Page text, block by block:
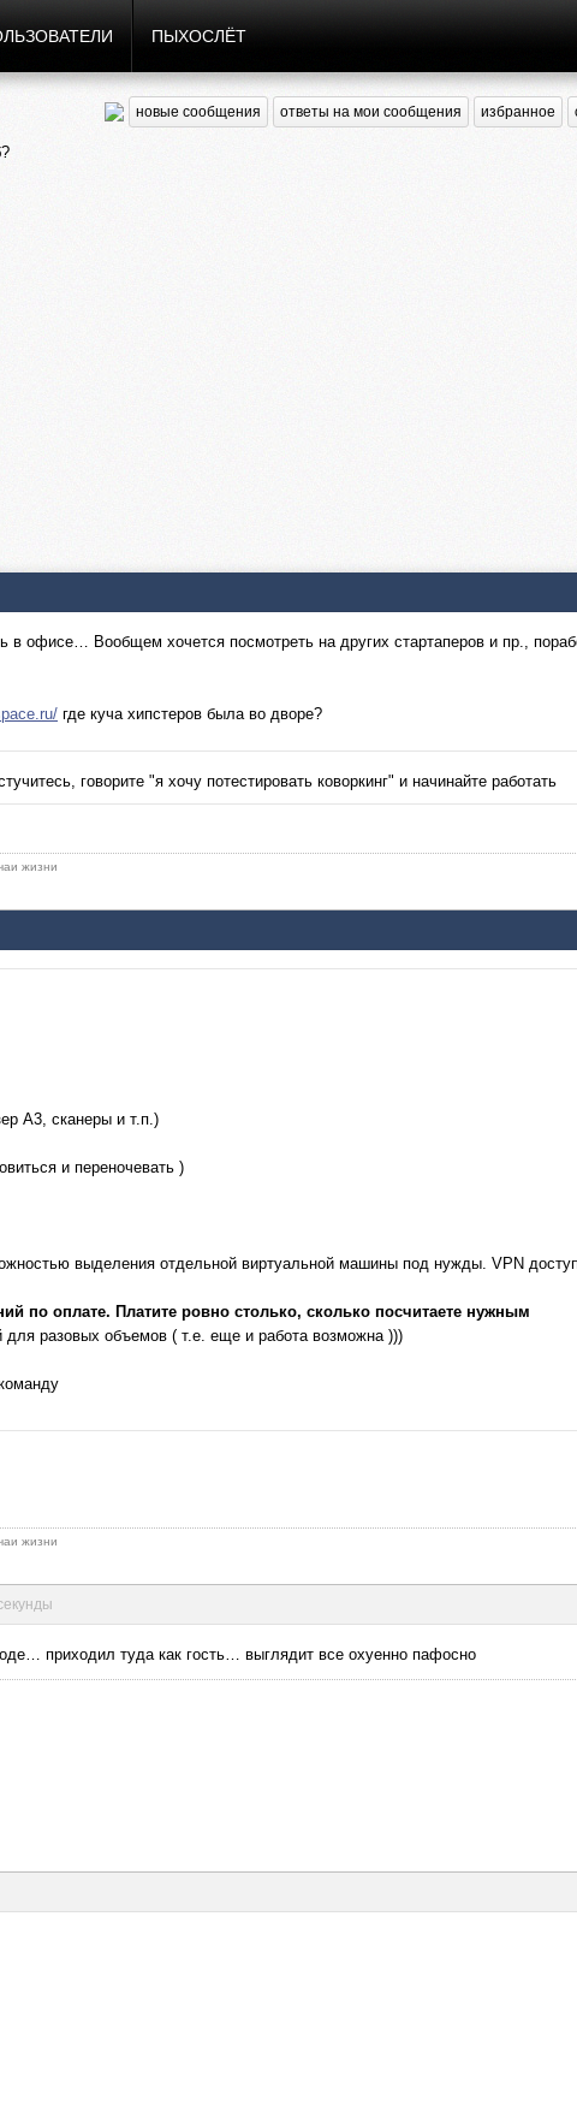
ПЫХОСЛЁТ
новые сообщения ответы на мои сообщения избранное
в офисе… Вообщем хочется посмотреть на других стартаперов и пр.,
где куча хипстеров была во дворе?
говорите "я хочу потестировать коворкинг" и начинайте работать
жизни
А3, сканеры и т.п.)
и переночевать )
выделения отдельной виртуальной машины под нужды. VPN
по оплате. Платите ровно столько, сколько посчитаете нужным
разовых объемов ( т.е. еще и работа возможна )))
жизни
приходил туда как гость… выглядит все охуенно пафосно